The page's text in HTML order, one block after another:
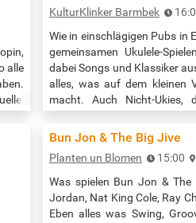
alle
KulturKlinker Barmbek
Wie in einschlägigen Pubs in
gemeinsamen Ukulele-
dabei Songs und Klassiker
alles, was auf dem kleinen
macht. Auch Nicht-Ukies,
Ukulele-Treff und Sing-
Spende erwünscht.
Quelle:…
Bun Jon & The Big Jive
Planten un Blomen 15:00
Was spielen Bun Jon &
Jordan, Nat King Cole, Ray
Eben alles was Swing,